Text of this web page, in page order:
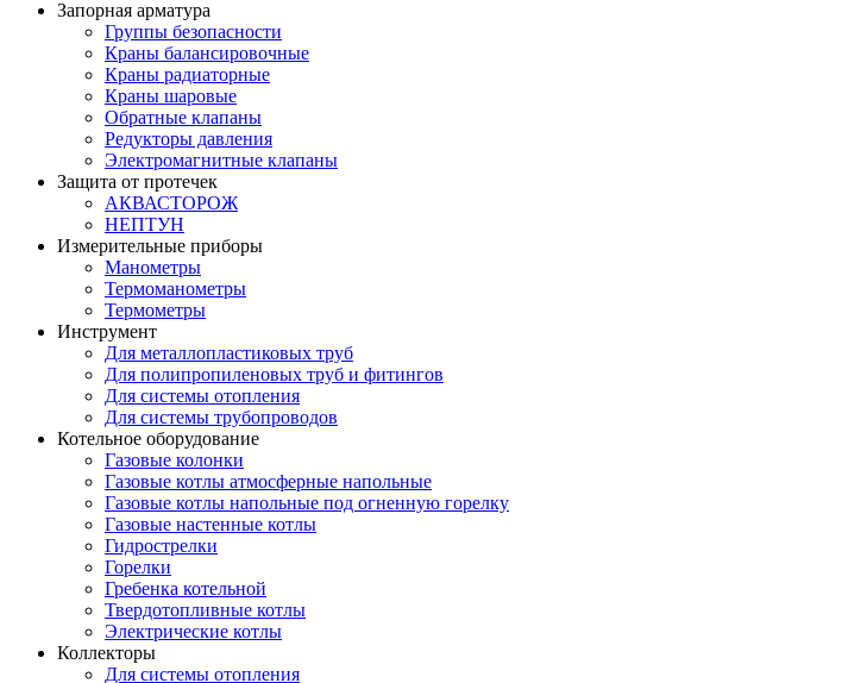
Запорная арматура
Группы безопасности
Краны балансировочные
Краны радиаторные
Краны шаровые
Обратные клапаны
Редукторы давления
Электромагнитные клапаны
Защита от протечек
АКВАСТОРОЖ
НЕПТУН
Измерительные приборы
Манометры
Термоманометры
Термометры
Инструмент
Для металлопластиковых труб
Для полипропиленовых труб и фитингов
Для системы отопления
Для системы трубопроводов
Котельное оборудование
Газовые колонки
Газовые котлы атмосферные напольные
Газовые котлы напольные под огненную горелку
Газовые настенные котлы
Гидрострелки
Горелки
Гребенка котельной
Твердотопливные котлы
Электрические котлы
Коллекторы
Для системы отопления